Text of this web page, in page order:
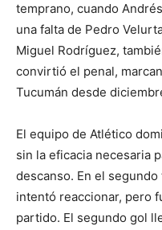
temprano, cuando
una falta de Pedro
Miguel Rodríguez,
convirtió el penal,
Tucumán desde
El equipo de Atlético
sin la eficacia necesaria
descanso. En el
intentó reaccionar, pero
partido. El segundo gol